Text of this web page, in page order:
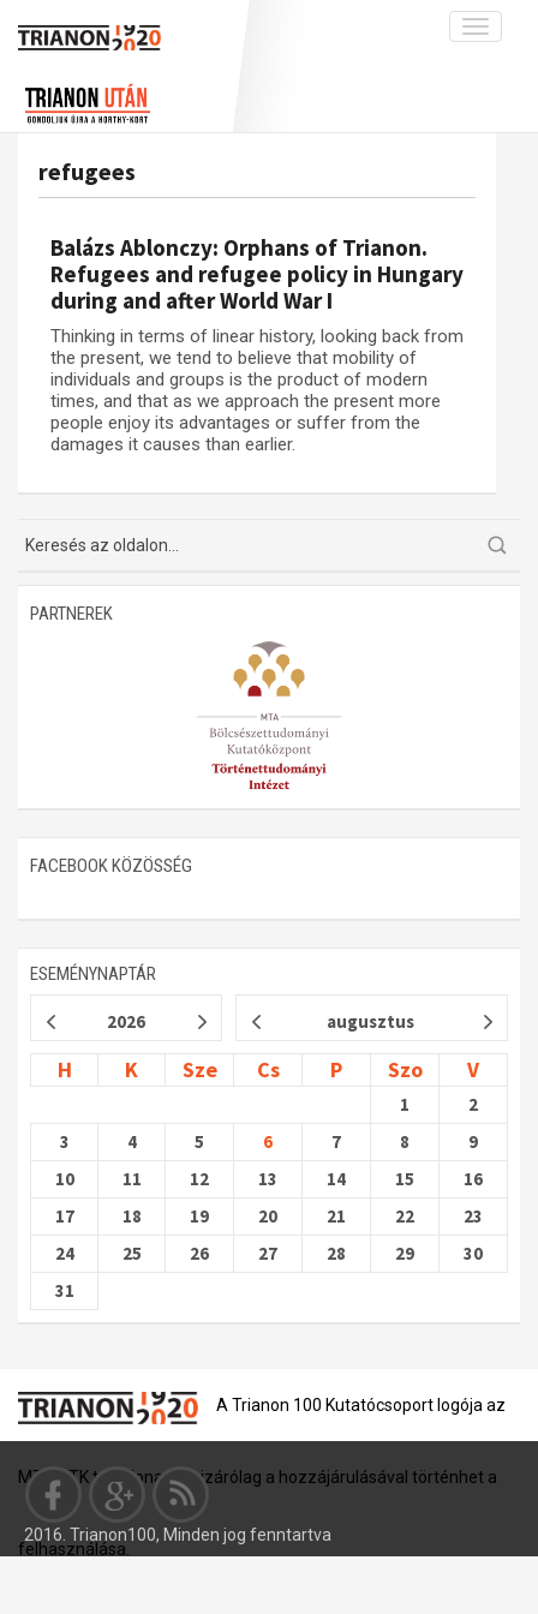
Toggle
A békerendszer megszilárdulása
Utókor és emlékezet
Galéria
Adatbázis
Emlékművek (feltöltés alatt)
Menekültek
Visszhang
Publikációk
Kapcsolat
Trianon-kommentár
Dokumentumok
refugees
Balázs Ablonczy: Orphans of Trianon.
Refugees and refugee policy in Hungary
during and after World War I
Thinking in terms of linear history, looking back from
the present, we tend to believe that mobility of
individuals and groups is the product of modern
times, and that as we approach the present more
people enjoy its advantages or suffer from the
damages it causes than earlier.
PARTNEREK
FACEBOOK KÖZÖSSÉG
ESEMÉNYNAPTÁR
2026 augusztus
H K Sze Cs P Szo V
1
2
3
4 5 6 7 8
9
10
11 12 13 14 15
16
17
18 19 20 21 22
23
24
25 26 27 28 29
30
31
A Trianon 100 Kutatócsoport logója az
MTA BTK tulajdona, és kizárólag a hozzájárulásával történhet a
felhasználása.
2016. Trianon100, Minden jog fenntartva